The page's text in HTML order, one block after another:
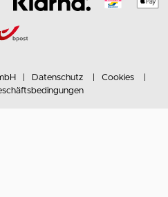
Datenschutz
Cookies